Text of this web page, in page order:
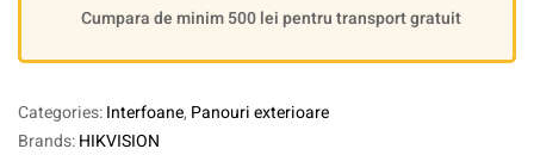
Cumpara de minim 500 lei pentru transport gratuit
Categories:Interfoane, Panouri exterioare
Brands:HIKVISION